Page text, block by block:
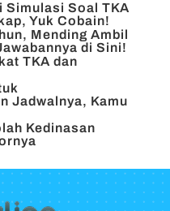
Simulasi Soal TKA
Yuk Cobain!
Mending Ambil
di Sini!
TKA dan
Jadwalnya, Kamu
Kedinasan